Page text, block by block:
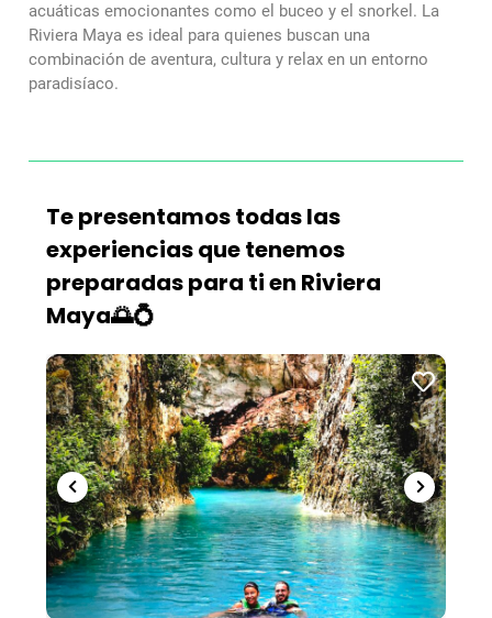
acuáticas emocionantes como el buceo y el snorkel. La
Riviera Maya es ideal para quienes buscan una
combinación de aventura, cultura y relax en un entorno
paradisíaco.
Te presentamos todas las
experiencias que tenemos
preparadas para ti en Riviera
Maya🌅💍